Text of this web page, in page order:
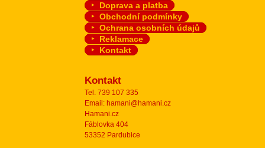
Doprava a platba
Obchodní podmínky
Ochrana osobních údajů
Reklamace
Kontakt
Kontakt
Tel. 739 107 335
Email: hamani@hamani.cz
Hamani.cz
Fáblovka 404
53352 Pardubice